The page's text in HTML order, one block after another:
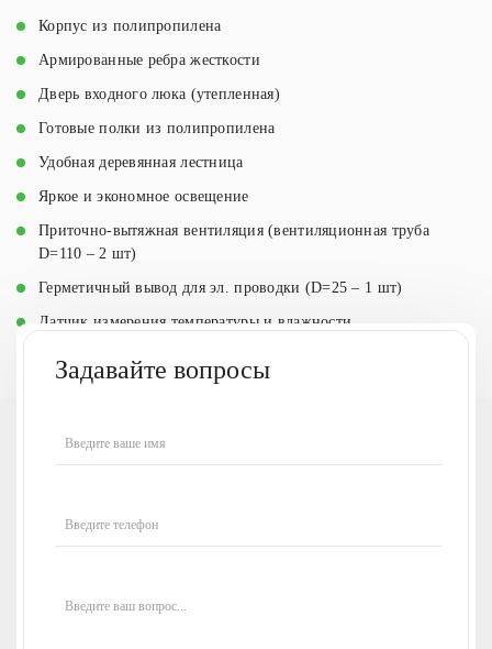
Корпус из полипропилена
Армированные ребра жесткости
Дверь входного люка (утепленная)
Готовые полки из полипропилена
Удобнаядеревянная лестница
Яркое и экономноеосвещение
Приточно-вытяжная вентиляция (вентиляционная труба
D=110 – 2 шт)
Герметичный вывод для эл. проводки (D=25 – 1 шт)
Датчик измерения температуры и влажности
У вас есть вопросы
проконсультируют по всем
Задавайте вопросы
Введите ваше имя
Введите телефон
Введите ваш вопрос...